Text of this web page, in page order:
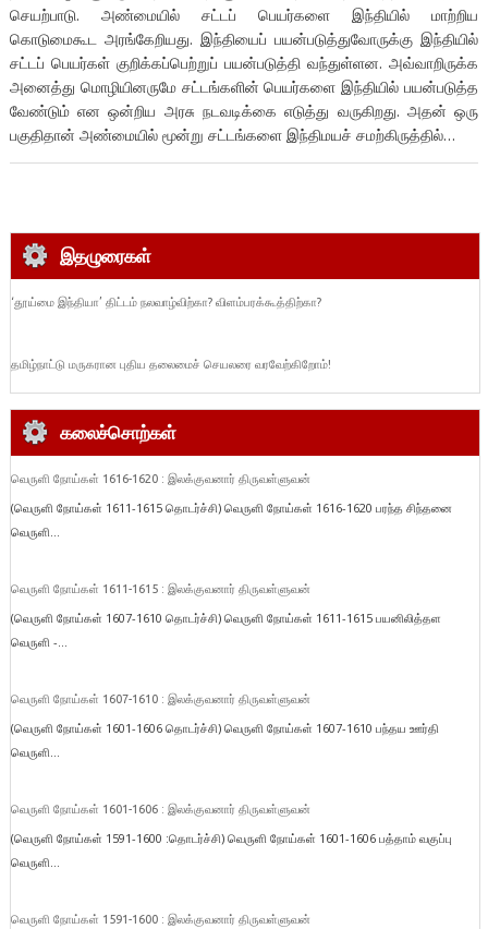
செயற்பாடு. அண்மையில் சட்டப் பெயர்களை இந்தியில் மாற்றிய
கொடுமைகூட அரங்கேறியது. இந்தியைப் பயன்படுத்துவோருக்கு இந்தியில்
சட்டப் பெயர்கள் குறிக்கப்பெற்றுப் பயன்படுத்தி வந்துள்ளன. அவ்வாறிருக்க
அனைத்து மொழியினருமே சட்டங்களின் பெயர்களை இந்தியில் பயன்படுத்த
வேண்டும் என ஒன்றிய அரசு நடவடிக்கை எடுத்து வருகிறது. அதன் ஒரு
பகுதிதான் அண்மையில் மூன்று சட்டங்களை இந்திமயச் சமற்கிருத்தில்…
இதழுரைகள்
‘தூய்மை இந்தியா’ திட்டம் நலவாழ்விற்கா? விளம்பரக்கூத்திற்கா?
தமிழ்நாட்டு மருகரான புதிய தலைமைச் செயலரை வரவேற்கிறோம்!
கலைச்சொற்கள்
வெருளி நோய்கள் 1616-1620 : இலக்குவனார் திருவள்ளுவன்
(வெருளி நோய்கள் 1611-1615 தொடர்ச்சி) வெருளி நோய்கள் 1616-1620 பரந்த சிந்தனை
வெருளி...
வெருளி நோய்கள் 1611-1615 : இலக்குவனார் திருவள்ளுவன்
(வெருளி நோய்கள் 1607-1610 தொடர்ச்சி) வெருளி நோய்கள் 1611-1615 பயனிலித்தள
வெருளி -...
வெருளி நோய்கள் 1607-1610 : இலக்குவனார் திருவள்ளுவன்
(வெருளி நோய்கள் 1601-1606 தொடர்ச்சி) வெருளி நோய்கள் 1607-1610 பந்தய ஊர்தி
வெருளி...
வெருளி நோய்கள் 1601-1606 : இலக்குவனார் திருவள்ளுவன்
(வெருளி நோய்கள் 1591-1600 :தொடர்ச்சி) வெருளி நோய்கள் 1601-1606 பத்தாம் வகுப்பு
வெருளி...
வெருளி நோய்கள் 1591-1600 : இலக்குவனார் திருவள்ளுவன்